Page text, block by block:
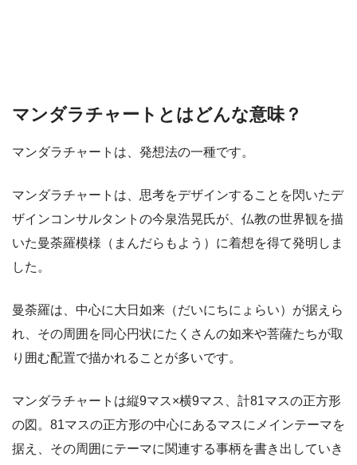
マンダラチャートとはどんな意味？
マンダラチャートは、発想法の一種です。
マンダラチャートは、思考をデザインすることを閃いたデ
ザインコンサルタントの今泉浩晃氏が、仏教の世界観を描
いた曼荼羅模様（まんだらもよう）に着想を得て発明しま
した。
曼荼羅は、中心に大日如来（だいにちにょらい）が据えら
れ、その周囲を同心円状にたくさんの如来や菩薩たちが取
り囲む配置で描かれることが多いです。
マンダラチャートは縦9マス×横9マス、計81マスの正方形
の図。81マスの正方形の中心にあるマスにメインテーマを
据え、その周囲にテーマに関連する事柄を書き出していき